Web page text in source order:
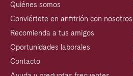
Quiénes somos
Conviértete en anfitrión con nosotros
Recomienda a tus amigos
Oportunidades laborales
Contacto